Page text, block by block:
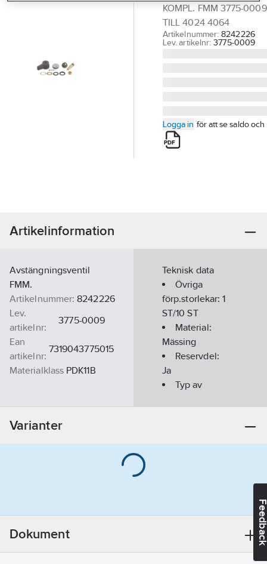
KOMPL. FMM 3775-0009
TILL 4024 4064
Artikelnummer: 8242226
Lev. artikelnr: 3775-0009
Logga in för att se saldo och
Artikelinformation
Avstängningsventil
FMM.
Artikelnummer: 8242226
Lev.
artikelnr:
3775-0009
Ean
artikelnr:
7319043775015
Materialklass PDK11B
Teknisk data
Övriga
förp.storlekar:1
ST/10 ST
Material:
Mässing
Reservdel:
Ja
Typ av
REACH -
Datum:2021-11-
REACH
Varianter
Dokument